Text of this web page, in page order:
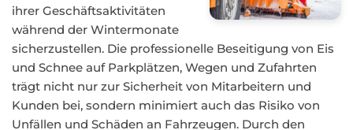
ihrer Geschäftsaktivitäten
während der Wintermonate
sicherzustellen. Die professionelle Beseitigung von Eis
und Schnee auf Parkplätzen, Wegen und Zufahrten
trägt nicht nur zur Sicherheit von Mitarbeitern und
Kunden bei, sondern minimiert auch das Risiko von
Unfällen und Schäden an Fahrzeugen. Durch den